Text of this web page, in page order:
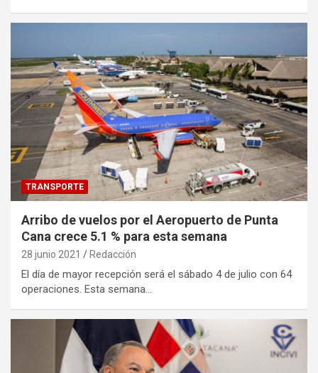
TRANSPORTE
Arribo de vuelos por el Aeropuerto de Punta
Cana crece 5.1 % para esta semana
28 junio 2021 Redacción
El día de mayor recepción será el sábado 4 de julio con 64
operaciones. Esta semana…